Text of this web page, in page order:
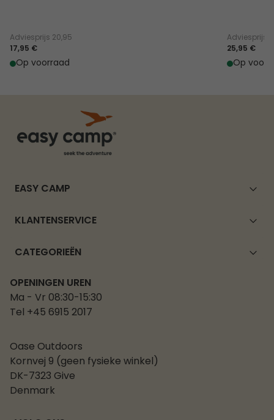
Adviesprijs 20,95
17,95 €
Op voorraad
Adviesprijs
25,95 €
Op
EASY CAMP
KLANTENSERVICE
CATEGORIEËN
OPENINGEN UREN
Ma - Vr 08:30-15:30
Tel +45 6915 2017
Oase Outdoors
Kornvej 9 (geen fysieke winkel)
DK-7323 Give
Denmark